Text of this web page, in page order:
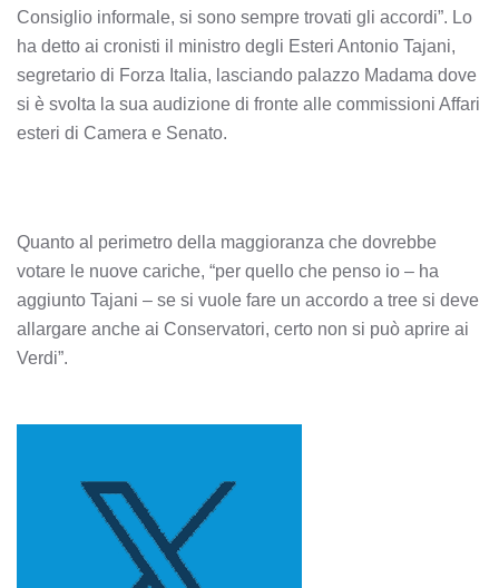
Consiglio informale, si sono sempre trovati gli accordi”. Lo
ha detto ai cronisti il ministro degli Esteri Antonio Tajani,
segretario di Forza Italia, lasciando palazzo Madama dove
si è svolta la sua audizione di fronte alle commissioni Affari
esteri di Camera e Senato.
Quanto al perimetro della maggioranza che dovrebbe
votare le nuove cariche, “per quello che penso io – ha
aggiunto Tajani – se si vuole fare un accordo a tree si deve
allargare anche ai Conservatori, certo non si può aprire ai
Verdi”.